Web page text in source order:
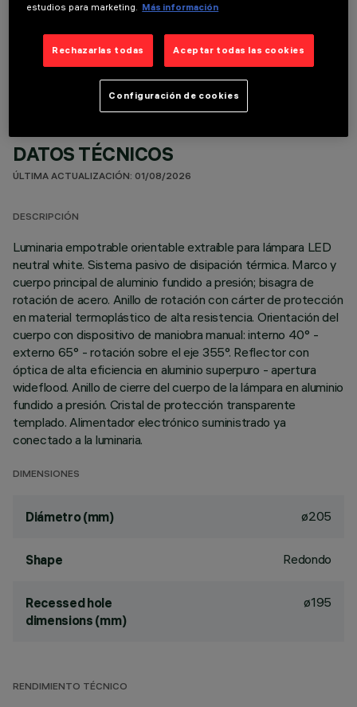
COMPONENTES OPCIONALES
DATOS TÉCNICOS
ÚLTIMA ACTUALIZACIÓN: 01/08/2026
DESCRIPCIÓN
Luminaria empotrable orientable extraíble para lámpara LED
neutral white. Sistema pasivo de disipación térmica. Marco y
cuerpo principal de aluminio fundido a presión; bisagra de
rotación de acero. Anillo de rotación con cárter de protección
en material termoplástico de alta resistencia. Orientación del
cuerpo con dispositivo de maniobra manual: interno 40° -
externo 65° - rotación sobre el eje 355°. Reflector con
óptica de alta eficiencia en aluminio superpuro - apertura
wideflood. Anillo de cierre del cuerpo de la lámpara en aluminio
fundido a presión. Cristal de protección transparente
templado. Alimentador electrónico suministrado ya
conectado a la luminaria.
DIMENSIONES
Diámetro (mm) ø205
Shape Redondo
Recessed hole
dimensions (mm)
ø195
RENDIMIENTO TÉCNICO
estudios para marketing.
Más información
Rechazarlas todas Aceptar todas las cookies
Configuración de cookies